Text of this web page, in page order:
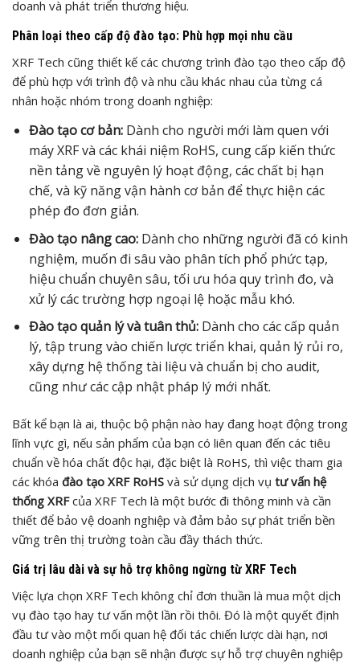
doanh và phát triển thương hiệu.
Phân loại theo cấp độ đào tạo: Phù hợp mọi nhu cầu
XRF Tech cũng thiết kế các chương trình đào tạo theo cấp độ
để phù hợp với trình độ và nhu cầu khác nhau của từng cá
nhân hoặc nhóm trong doanh nghiệp:
Đào tạo cơ bản:Dành cho người mới làm quen với
máy XRF và các khái niệm RoHS, cung cấp kiến thức
nền tảng về nguyên lý hoạt động, các chất bị hạn
chế, và kỹ năng vận hành cơ bản để thực hiện các
phép đo đơn giản.
Đào tạo nâng cao:Dành cho những người đã có kinh
nghiệm, muốn đi sâu vào phân tích phổ phức tạp,
hiệu chuẩn chuyên sâu, tối ưu hóa quy trình đo, và
xử lý các trường hợp ngoại lệ hoặc mẫu khó.
Đào tạo quản lý và tuân thủ:Dành cho các cấp quản
lý, tập trung vào chiến lược triển khai, quản lý rủi ro,
xây dựng hệ thống tài liệu và chuẩn bị cho audit,
cũng như các cập nhật pháp lý mới nhất.
Bất kể bạn là ai, thuộc bộ phận nào hay đang hoạt động trong
lĩnh vực gì, nếu sản phẩm của bạn có liên quan đến các tiêu
chuẩn về hóa chất độc hại, đặc biệt là RoHS, thì việc tham gia
các khóa đào tạo XRF RoHS và sử dụng dịch vụ tư vấn hệ
thống XRFcủa XRF Tech là một bước đi thông minh và cần
thiết để bảo vệ doanh nghiệp và đảm bảo sự phát triển bền
vững trên thị trường toàn cầu đầy thách thức.
Giá trị lâu dài và sự hỗ trợ không ngừng từ XRF Tech
Việc lựa chọn XRF Tech không chỉ đơn thuần là mua một dịch
vụ đào tạo hay tư vấn một lần rồi thôi. Đó là một quyết định
đầu tư vào một mối quan hệ đối tác chiến lược dài hạn, nơi
doanh nghiệp của bạn sẽ nhận được sự hỗ trợ chuyên nghiệp